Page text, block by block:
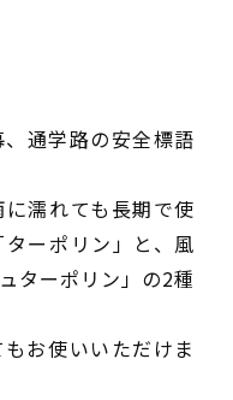
通学路の安全標語
濡れても長期で使
ーポリン」と、風
ターポリン」の2種
お使いいただけま